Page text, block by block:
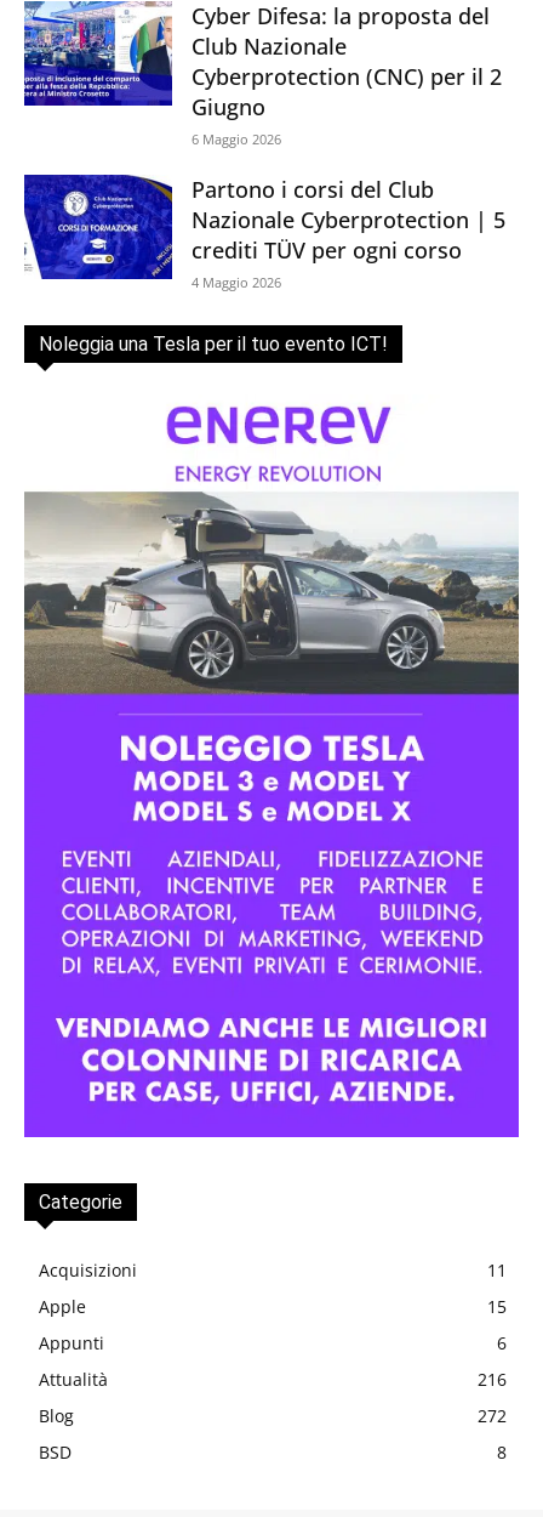
Cyber Difesa: la proposta del
Club Nazionale
Cyberprotection (CNC) per il 2
Giugno
6 Maggio 2026
Partono i corsi del Club
Nazionale Cyberprotection | 5
crediti TÜV per ogni corso
4 Maggio 2026
Noleggia una Tesla per il tuo evento ICT!
Categorie
Acquisizioni
11
Apple
15
Appunti
6
Attualità
216
Blog
272
BSD
8